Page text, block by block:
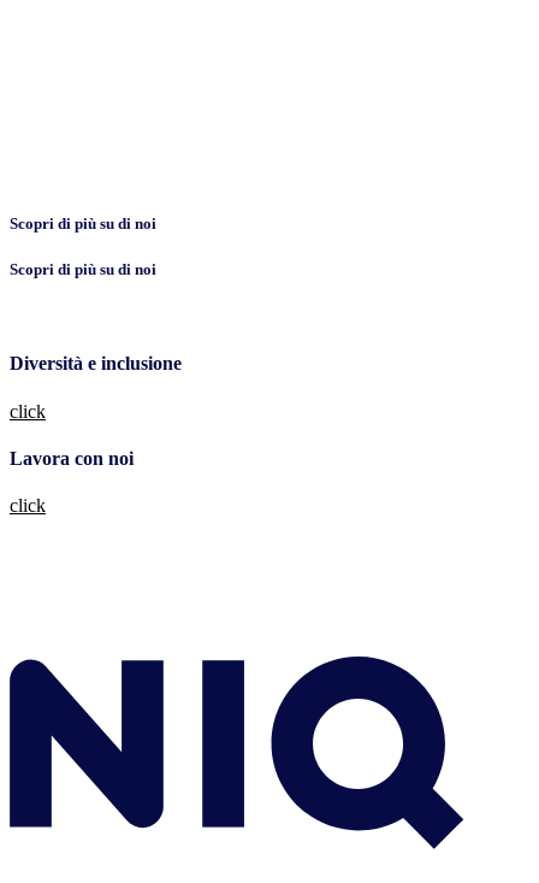
Scopri di più su di noi
Scopri di più su di noi
Diversità e inclusione
click
Lavora con noi
click